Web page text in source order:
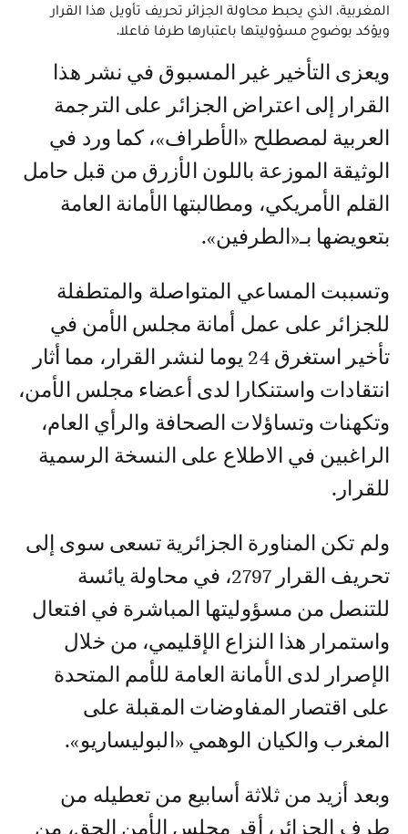
المغربية، الذي يحبط محاولة الجزائر تحريف تأويل هذا القرار
ويؤكد بوضوح مسؤوليتها باعتبارها طرفا فاعلا.
ويعزى التأخير غير المسبوق في نشر هذا
القرار إلى اعتراض الجزائر على الترجمة
العربية لمصطلح «الأطراف»، كما ورد في
الوثيقة الموزعة باللون الأزرق من قبل حامل
القلم الأمريكي، ومطالبتها الأمانة العامة
بتعويضها بـ«الطرفين».
وتسببت المساعي المتواصلة والمتطفلة
للجزائر على عمل أمانة مجلس الأمن في
تأخير استغرق 24 يوما لنشر القرار، مما أثار
انتقادات واستنكارا لدى أعضاء مجلس الأمن،
وتكهنات وتساؤلات الصحافة والرأي العام،
الراغبين في الاطلاع على النسخة الرسمية
للقرار.
ولم تكن المناورة الجزائرية تسعى سوى إلى
تحريف القرار 2797، في محاولة يائسة
للتنصل من مسؤوليتها المباشرة في افتعال
واستمرار هذا النزاع الإقليمي، من خلال
الإصرار لدى الأمانة العامة للأمم المتحدة
على اقتصار المفاوضات المقبلة على
المغرب والكيان الوهمي «البوليساريو».
وبعد أزيد من ثلاثة أسابيع من تعطيله من
طرف الجزائر، أقر مجلس الأمن الحق، من